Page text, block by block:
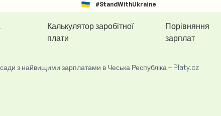
#StandWithUkraine
Калькулятор заробітної
плати
Порівняння
зарплат
з найвищими зарплатами в Чеська Республіка – Platy.cz